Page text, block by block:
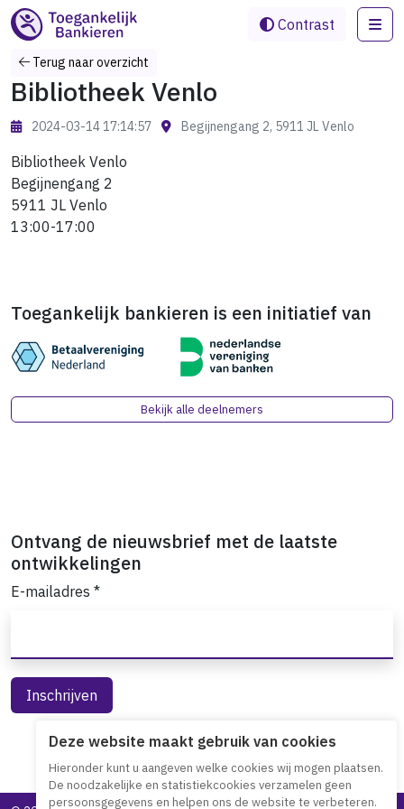
Contrast
Terug naar overzicht
Bibliotheek Venlo
2024-03-14 17:14:57 Begijnengang 2, 5911 JL Venlo
Bibliotheek Venlo
Begijnengang 2
5911 JL Venlo
13:00-17:00
Toegankelijk bankieren is een initiatief van
Bekijk alle deelnemers
Ontvang de nieuwsbrief met de laatste
ontwikkelingen
E-mailadres *
Deze website maakt gebruik van cookies
Hieronder kunt u aangeven welke cookies wij mogen plaatsen.
De noodzakelijke en statistiekcookies verzamelen geen
persoonsgegevens en helpen ons de website te verbeteren.